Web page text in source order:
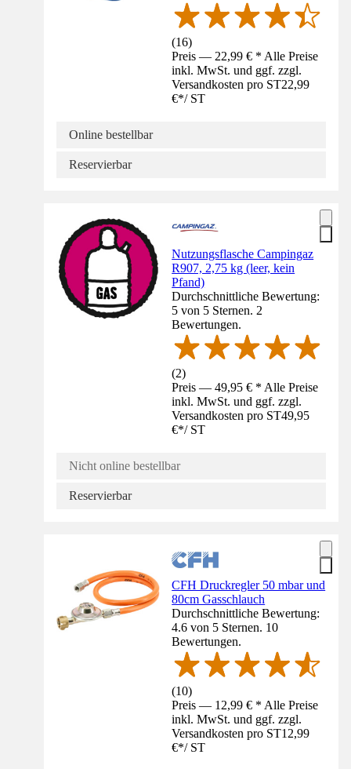
(16)
Preis — 22,99 € * Alle Preise
inkl. MwSt. und ggf. zzgl.
Versandkosten pro ST22,99
€*/ ST
Online bestellbar
Reservierbar
Nutzungsflasche Campingaz
R907, 2,75 kg (leer, kein
Pfand)
Durchschnittliche Bewertung:
5 von 5 Sternen. 2
Bewertungen.
(2)
Preis — 49,95 € * Alle Preise
inkl. MwSt. und ggf. zzgl.
Versandkosten pro ST49,95
€*/ ST
Nicht online bestellbar
Reservierbar
CFH Druckregler 50 mbar und
80cm Gasschlauch
Durchschnittliche Bewertung:
4.6 von 5 Sternen. 10
Bewertungen.
(10)
Preis — 12,99 € * Alle Preise
inkl. MwSt. und ggf. zzgl.
Versandkosten pro ST12,99
€*/ ST